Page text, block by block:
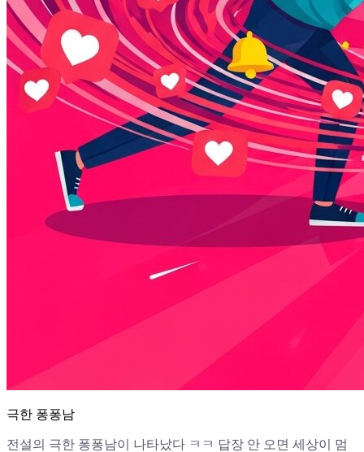
극한 퐁퐁남
전설의 극한 퐁퐁남이 나타났다 ㅋㅋ 답장 안 오면 세상이 멈